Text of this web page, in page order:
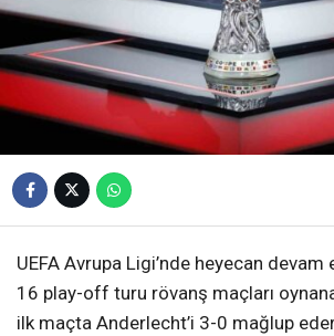
UEFA Avrupa Ligi’nde heyecan devam
16 play-off turu rövanş maçları
ilk maçta Anderlecht’i 3-0 mağlup